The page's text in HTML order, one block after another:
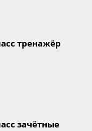
тренажёр
зачётные